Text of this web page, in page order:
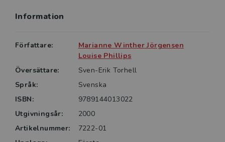
Information
Författare:
Marianne Winther Jörgensen
Louise Phillips
Översättare:
Sven-Erik Torhell
Språk:
Svenska
ISBN:
9789144013022
Utgivningsår:
2000
Artikelnummer:
7222-01